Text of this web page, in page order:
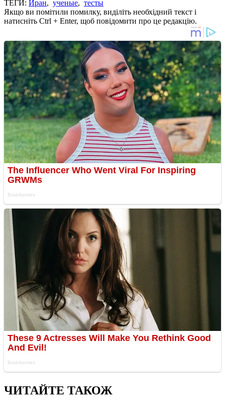
ТЕГИ: Иран, ученые, тесты
Якщо ви помітили помилку, виділіть необхідний текст і
натисніть Ctrl + Enter, щоб повідомити про це редакцію.
ЧИТАЙТЕ ТАКОЖ